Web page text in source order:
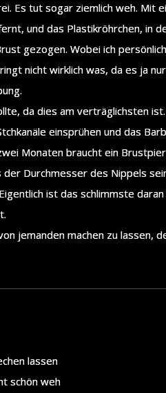
Es tut sogar ziemlich weh. Mit
und das Plastikröhrchen, in
gezogen. Wobei ich
nicht wirklich was, da es ja
da dies am verträglichsten
einsprühen und das
Monaten braucht ein
Durchmesser des Nippels
ist das schlimmste
jemanden machen zu lassen,
lassen
schön weh